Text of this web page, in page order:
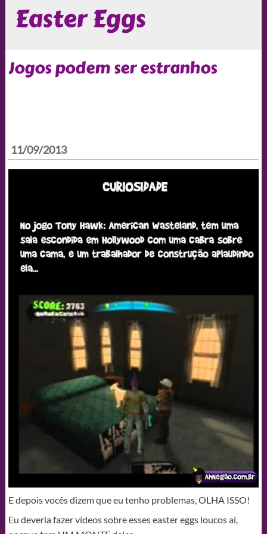
Easter Eggs
Jogos podem ser estranhos
11/09/2013
E depois vocês dizem que eu tenho problemas, OLHA ISSO!
Eu deveria fazer vídeos sobre esses easter eggs loucos aí,